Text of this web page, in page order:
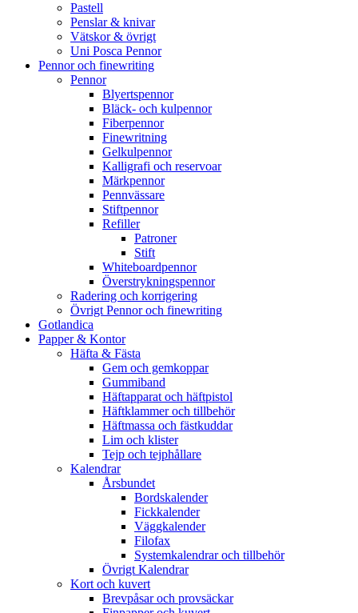
Pastell
Penslar & knivar
Vätskor & övrigt
Uni Posca Pennor
Pennor och finewriting
Pennor
Blyertspennor
Bläck- och kulpennor
Fiberpennor
Finewritning
Gelkulpennor
Kalligrafi och reservoar
Märkpennor
Pennvässare
Stiftpennor
Refiller
Patroner
Stift
Whiteboardpennor
Överstrykningspennor
Radering och korrigering
Övrigt Pennor och finewriting
Gotlandica
Papper & Kontor
Häfta & Fästa
Gem och gemkoppar
Gummiband
Häftapparat och häftpistol
Häftklammer och tillbehör
Häftmassa och fästkuddar
Lim och klister
Tejp och tejphållare
Kalendrar
Årsbundet
Bordskalender
Fickkalender
Väggkalender
Filofax
Systemkalendrar och tillbehör
Övrigt Kalendrar
Kort och kuvert
Brevpåsar och provsäckar